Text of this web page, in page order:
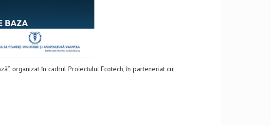
organizat în cadrul Proiectului Ecotech, în parteneriat cu: